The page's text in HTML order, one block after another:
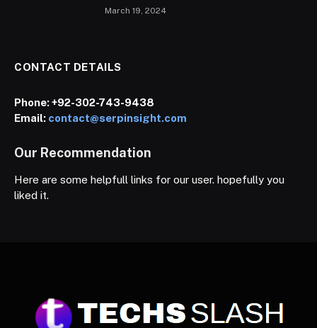
March 19, 2024
CONTACT DETAILS
Phone:+92-302-743-9438
Email: contact@serpinsight.com
Our Recommendation
Here are some helpfull links for our user. hopefully you
liked it.